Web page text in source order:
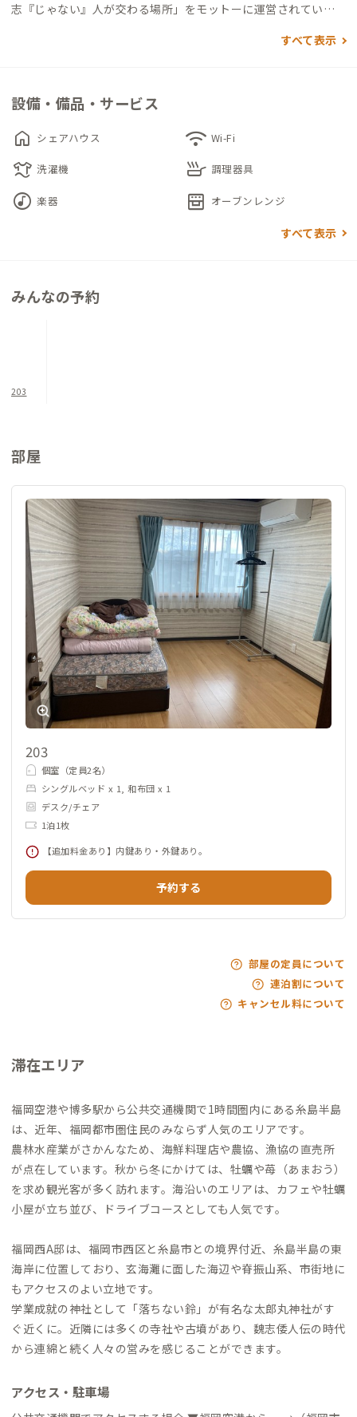
志『じゃない』人が交わる場所」をモットーに運営されている
お仕事の合間に日向ぼっこもできる、ゆったりした縁側でリラ
ックスタイムをお過ごしください。ハンモックも2台あります。
トイレや洗面台が1階と2階にあるのがうれしいですね。
個室は2階にあります。山並みを眺められる大きな窓があり、シ
ングルベッドと和布団を備えています。
すべて表示
設備・備品・サービス
home シェアハウス wifi Wi-Fi
laundry 洗濯機 skillet 調理器具
genres 楽器 oven_gen オーブンレンジ
すべて表示
みんなの予約
203
部屋
203
個室（定員2名）
シングルベッド x 1, 和布団 x 1
デスク/チェア
1泊1枚
【追加料金あり】内鍵あり・外鍵あり。
予約する
部屋の定員について
連泊割について
キャンセル料について
滞在エリア
福岡空港や博多駅から公共交通機関で1時間圏内にある糸島半島
は、近年、福岡都市圏住民のみならず人気のエリアです。
農林水産業がさかんなため、海鮮料理店や農協、漁協の直売所
が点在しています。秋から冬にかけては、牡蠣や苺（あまおう）
を求め観光客が多く訪れます。海沿いのエリアは、カフェや牡蠣
小屋が立ち並び、ドライブコースとしても人気です。
福岡西A邸は、福岡市西区と糸島市との境界付近、糸島半島の東
海岸に位置しており、玄海灘に面した海辺や脊振山系、市街地に
もアクセスのよい立地です。
学業成就の神社として「落ちない鈴」が有名な太郎丸神社がす
ぐ近くに。近隣には多くの寺社や古墳があり、魏志倭人伝の時代
から連綿と続く人々の営みを感じることができます。
アクセス・駐車場